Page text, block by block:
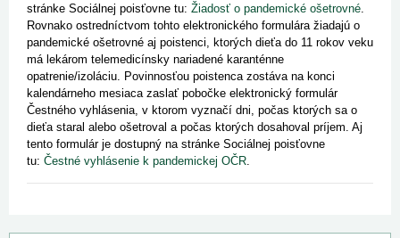
stránke Sociálnej poisťovne tu: Žiadosť o pandemické ošetrovné.
Rovnako ostredníctvom tohto elektronického formulára žiadajú o
pandemické ošetrovné aj poistenci, ktorých dieťa do 11 rokov veku
má lekárom telemedicínsky nariadené karanténne
opatrenie/izoláciu. Povinnosťou poistenca zostáva na konci
kalendárneho mesiaca zaslať pobočke elektronický formulár
Čestného vyhlásenia, v ktorom vyznačí dni, počas ktorých sa o
dieťa staral alebo ošetroval a počas ktorých dosahoval príjem. Aj
tento formulár je dostupný na stránke Sociálnej poisťovne
tu: Čestné vyhlásenie k pandemickej OČR.